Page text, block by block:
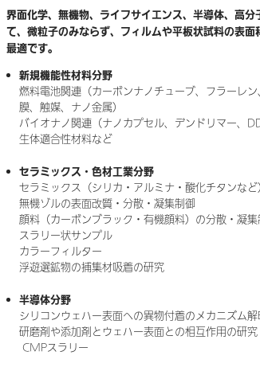
界面化学、無機物、ライフサイエンス、半導体、高
て、微粒子のみならず、フィルムや平板状試料の表
最適です。
新規機能性材料分野
燃料電池関連（カーボンナノチューブ、フラーレ
膜、触媒、ナノ金属）
バイオナノ関連（ナノカプセル、デンドリマー、
生体適合性材料など
セラミックス・色材工業分野
セラミックス（シリカ・アルミナ・酸化チタンなど）
無機ゾルの表面改質・分散・凝集制御
顔料（カーボンブラック・有機顔料）の分散・凝集
スラリー状サンプル
カラーフィルター
浮遊選鉱物の捕集材吸着の研究
半導体分野
シリコンウェハー表面への異物付着のメカニズム解
研磨剤や添加剤とウェハー表面との相互作用の研究
CMPスラリー